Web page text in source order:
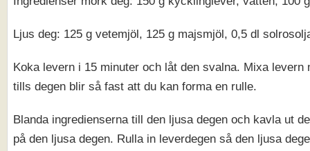
Ljus deg: 125 g vetemjöl, 125 g majsmjöl, 0,5 dl
Koka levern i 15 minuter och låt den svalna. Mixa
tills degen blir så fast att du kan forma en rulle.
Blanda ingredienserna till den ljusa degen och kavla ut
på den ljusa degen. Rulla in leverdegen så den ljusa